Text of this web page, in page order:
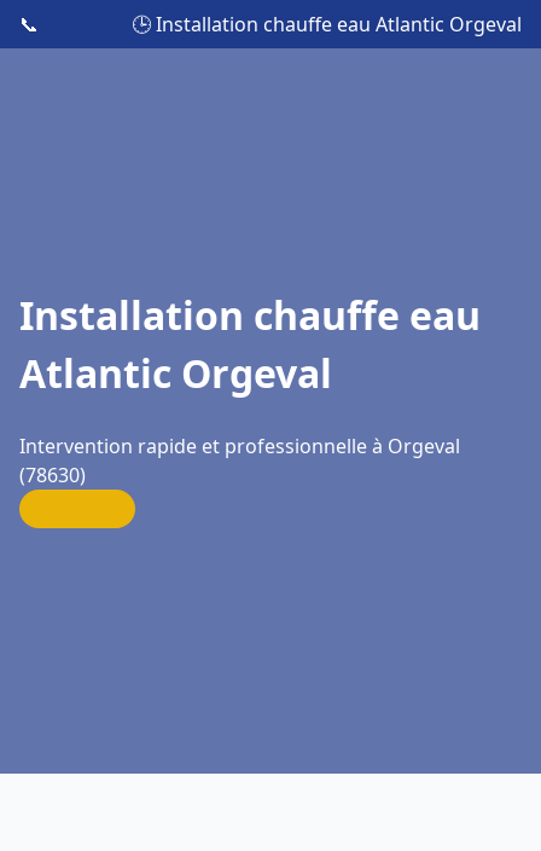
📞 🕒 Installation chauffe eau Atlantic Orgeval
Installation chauffe eau
Atlantic Orgeval
Intervention rapide et professionnelle à Orgeval
(78630)